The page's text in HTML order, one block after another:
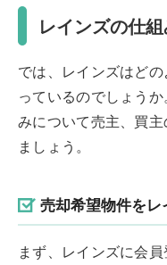
レインズの仕
では、レインズはど
っているのでしょう
みについて売主、買
ましょう。
売却希望物件を
まず、レインズに会